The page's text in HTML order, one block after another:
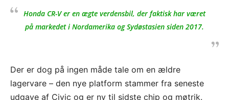
Honda CR-V er en ægte verdensbil, der faktisk har været
på markedet i Nordamerika og Sydøstasien siden 2017.
Der er dog på ingen måde tale om en ældre
lagervare – den nye platform stammer fra seneste
udgave af Civic og er ny til sidste chip og møtrik.